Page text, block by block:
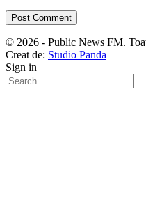
© 2026 - Public News FM.
Creat de: Studio Panda
Sign in